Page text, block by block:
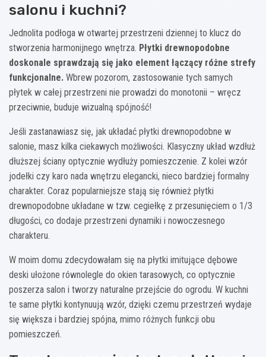
salonu i kuchni?
Jednolita podłoga w otwartej przestrzeni dziennej to klucz do
stworzenia harmonijnego wnętrza. Płytki drewnopodobne
doskonale sprawdzają się jako element łączący różne strefy
funkcjonalne. Wbrew pozorom, zastosowanie tych samych
płytek w całej przestrzeni nie prowadzi do monotonii – wręcz
przeciwnie, buduje wizualną spójność!
Jeśli zastanawiasz się, jak układać płytki drewnopodobne w
salonie, masz kilka ciekawych możliwości. Klasyczny układ wzdłuż
dłuższej ściany optycznie wydłuży pomieszczenie. Z kolei wzór
jodełki czy karo nada wnętrzu elegancki, nieco bardziej formalny
charakter. Coraz popularniejsze stają się również płytki
drewnopodobne układane w tzw. cegiełkę z przesunięciem o 1/3
długości, co dodaje przestrzeni dynamiki i nowoczesnego
charakteru.
W moim domu zdecydowałam się na płytki imitujące dębowe
deski ułożone równolegle do okien tarasowych, co optycznie
poszerza salon i tworzy naturalne przejście do ogrodu. W kuchni
te same płytki kontynuują wzór, dzięki czemu przestrzeń wydaje
się większa i bardziej spójna, mimo różnych funkcji obu
pomieszczeń.